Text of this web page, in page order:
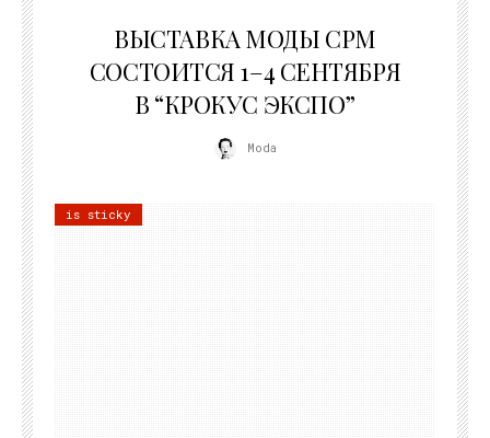
ВЫСТАВКА МОДЫ CPM
СОСТОИТСЯ 1–4 СЕНТЯБРЯ
В “КРОКУС ЭКСПО”
Moda
is sticky